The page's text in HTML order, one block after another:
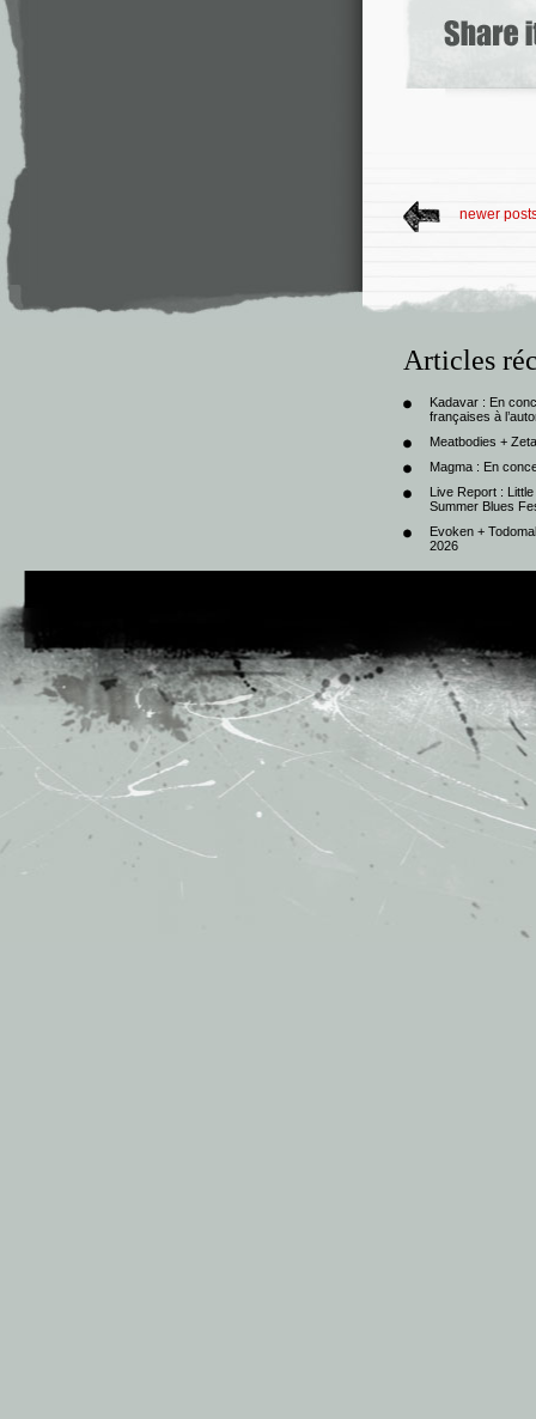
newer
Articles
Kadavar : En
françaises à
Meatbodies +
Magma : En
Live Report :
Summer Blues
Evoken +
2026